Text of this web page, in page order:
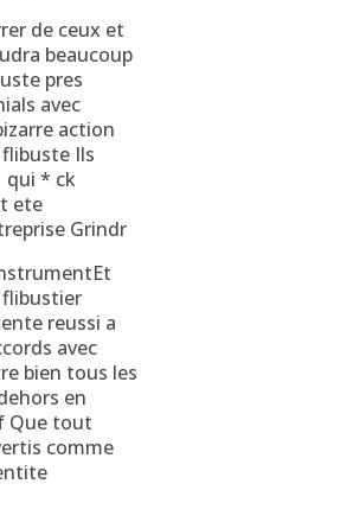
de ceux et
beaucoup
pres
avec
action
Ils
qui * ck
ete
Grindr
flibustier
reussi a
avec
bien tous les
en
Que tout
comme